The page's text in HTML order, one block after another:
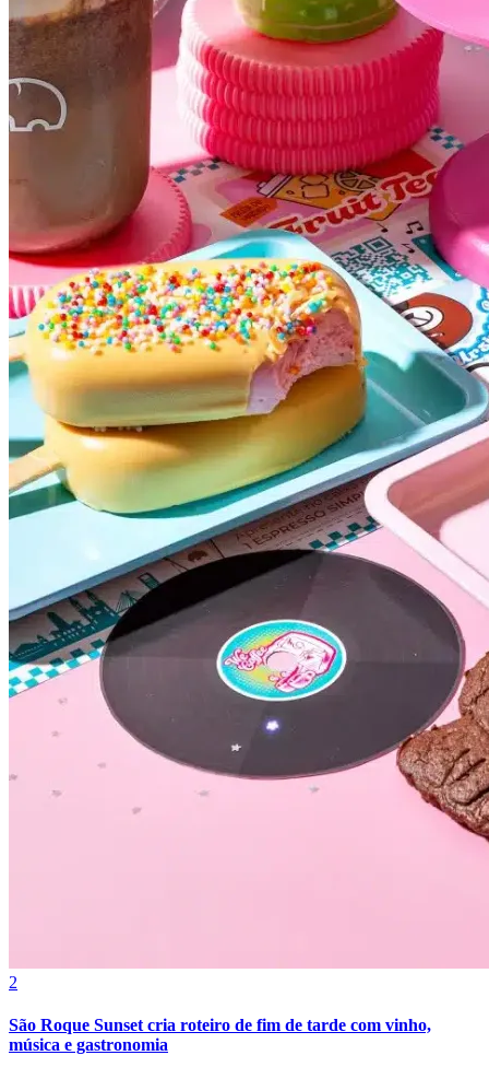
Cruzeiro
Bahia
2
São Roque Sunset cria roteiro de fim de tarde com vinho,
música e gastronomia